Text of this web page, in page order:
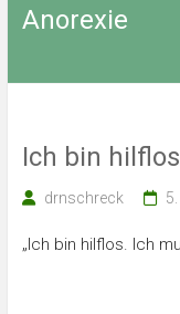
Anorexie
Ich bin
drnschreck
„Ich bin hilflos. Ich